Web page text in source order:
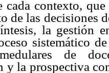
cada contexto,
de las decisiones
la gestión
sistemático
de
la prospectiva